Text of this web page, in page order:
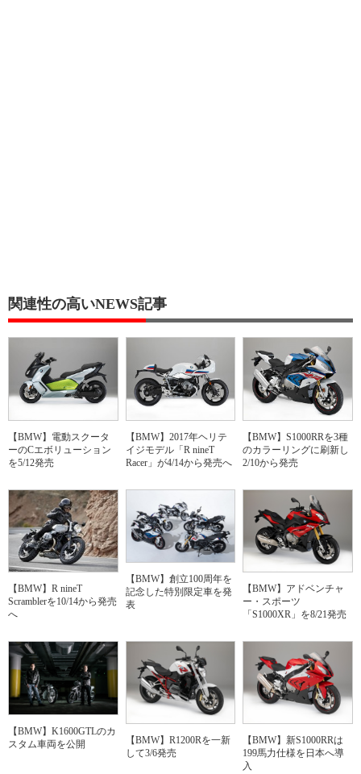
関連性の高いNEWS記事
【BMW】電動スクータ
ーのCエボリューション
を5/12発売
【BMW】2017年ヘリテ
イジモデル「R nineT
Racer」が4/14から発売へ
【BMW】S1000RRを3種
のカラーリングに刷新し
2/10から発売
【BMW】R nineT
Scramblerを10/14から発売
へ
【BMW】創立100周年を
記念した特別限定車を発
表
【BMW】アドベンチャ
ー・スポーツ
「S1000XR」を8/21発売
【BMW】K1600GTLのカ
スタム車両を公開
【BMW】R1200Rを一新
して3/6発売
【BMW】新S1000RRは
199馬力仕様を日本へ導
入